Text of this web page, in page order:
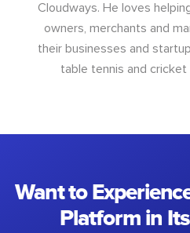
Cloudways. He loves
owners, merchants and
their businesses and
table tennis and
Want to
Platform in